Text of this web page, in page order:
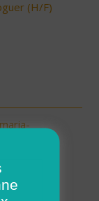
(H/F)
-